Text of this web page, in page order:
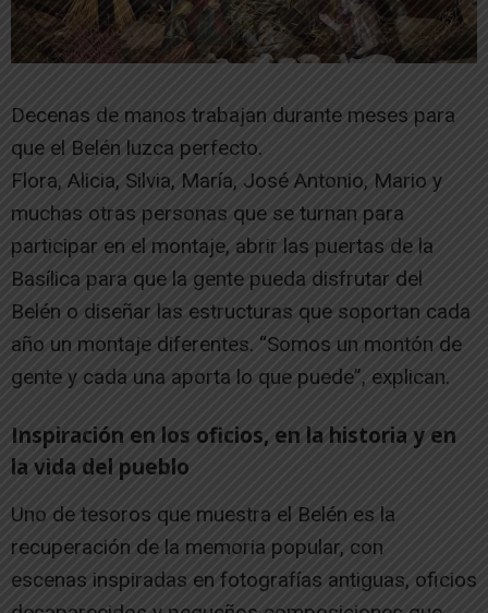
Decenas de manos trabajan durante meses para
que el Belén luzca perfecto.
Flora, Alicia, Silvia, María, José Antonio, Mario y
muchas otras personas que se turnan para
participar en el montaje, abrir las puertas de la
Basílica para que la gente pueda disfrutar del
Belén o diseñar las estructuras que soportan cada
año un montaje diferentes. “Somos un montón de
gente y cada una aporta lo que puede”, explican.
Inspiración en los oficios, en la historia y en
la vida del pueblo
Uno de tesoros que muestra el Belén es la
recuperación de la memoria popular, con
escenas inspiradas en fotografías antiguas, oficios